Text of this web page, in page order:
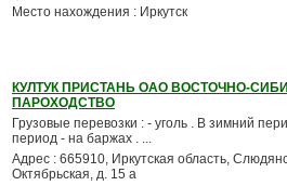
Место нахождения : Иркутск
КУЛТУК ПРИСТАНЬ ОАО ВОСТОЧНО-
ПАРОХОДСТВО
Грузовые перевозки : - уголь . В зимний
период - на баржах . ...
Адрес : 665910, Иркутская область,
Октябрьская, д. 15 а